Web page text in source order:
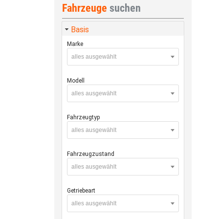
Fahrzeuge suchen
Basis
Marke
alles ausgewählt
Modell
alles ausgewählt
Fahrzeugtyp
alles ausgewählt
Fahrzeugzustand
alles ausgewählt
Getriebeart
alles ausgewählt